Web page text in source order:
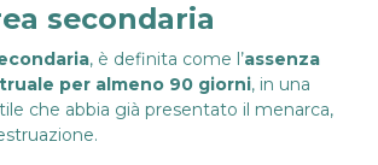
secondaria
, è definita come l’assenza
per almeno 90 giorni, in una
che abbia già presentato il menarca,